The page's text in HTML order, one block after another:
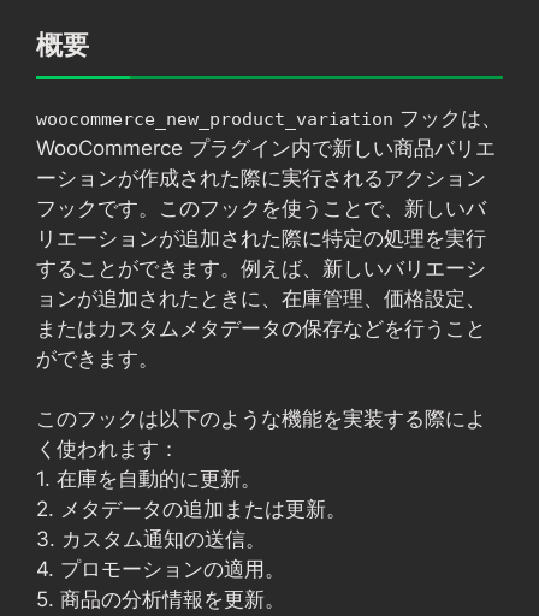
リ
概要
woocommerce_new_product_variation フックは、
WooCommerce プラグイン内で新しい商品バリエ
ーションが作成された際に実行されるアクション
フックです。このフックを使うことで、新しいバ
リエーションが追加された際に特定の処理を実行
することができます。例えば、新しいバリエーシ
ョンが追加されたときに、在庫管理、価格設定、
またはカスタムメタデータの保存などを行うこと
ができます。
このフックは以下のような機能を実装する際によ
く使われます：
1. 在庫を自動的に更新。
2. メタデータの追加または更新。
3. カスタム通知の送信。
4. プロモーションの適用。
5. 商品の分析情報を更新。